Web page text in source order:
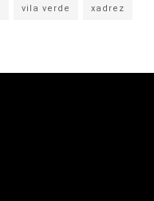
vila verde xadrez